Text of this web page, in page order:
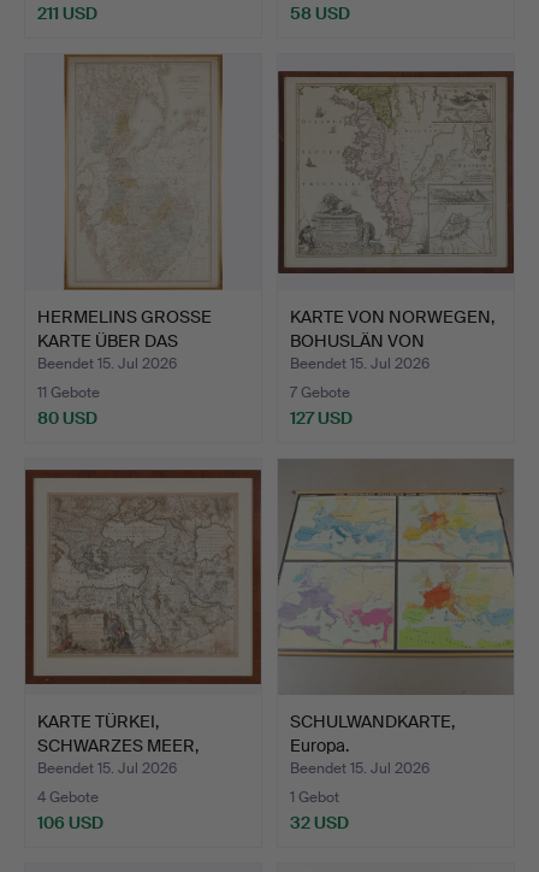
211 USD 58 USD
HERMELINS GROSSE
KARTE ÜBER DAS
HÖVDINGEDÖ…
Beendet 15. Jul 2026
11 Gebote
80 USD
KARTE VON NORWEGEN,
BOHUSLÄN VON
HOMANN, N…
Beendet 15. Jul 2026
7 Gebote
127 USD
KARTE TÜRKEI,
SCHWARZES MEER,
ARABISCHE WE…
Beendet 15. Jul 2026
4 Gebote
106 USD
SCHULWANDKARTE,
Europa.
Beendet 15. Jul 2026
1 Gebot
32 USD